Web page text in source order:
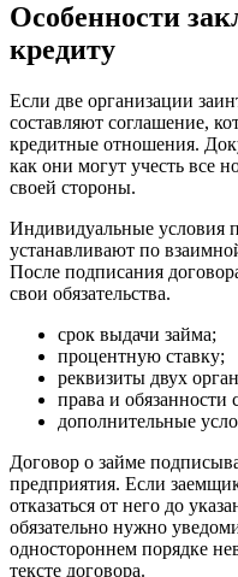
Особенности
кредиту
Если две организации
составляют соглашение,
кредитные отношения.
как они могут учесть все
своей стороны.
Индивидуальные условия
устанавливают по
После подписания
свои обязательства.
срок выдачи займа;
процентную ставку;
реквизиты двух
права и обязанности
дополнительные
Договор о займе
предприятия. Если
отказаться от него до
обязательно нужно
одностороннем порядке
тексте договора.